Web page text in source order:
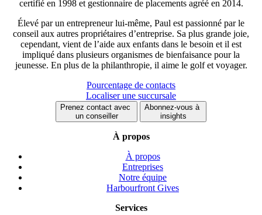
certifié en 1998 et gestionnaire de placements agréé en 2014.
Élevé par un entrepreneur lui-même, Paul est passionné par le
conseil aux autres propriétaires d’entreprise. Sa plus grande joie,
cependant, vient de l’aide aux enfants dans le besoin et il est
impliqué dans plusieurs organismes de bienfaisance pour la
jeunesse. En plus de la philanthropie, il aime le golf et voyager.
Pourcentage de contacts
Localiser une succursale
Prenez contact avec
un conseiller
Abonnez-vous à
insights
À propos
À propos
Entreprises
Notre équipe
Harbourfront Gives
Services